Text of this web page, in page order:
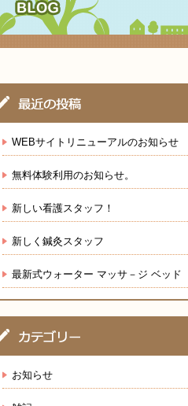
WEBサイトリニューアルのお知らせ
無料体験利用のお知らせ。
新しい看護スタッフ！
新しく鍼灸スタッフ
最新式ウォーター マッサ－ジ ベッド
お知らせ